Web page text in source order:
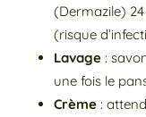
(Dermazile)
(risque
Lavage:
une fois le
Crème: